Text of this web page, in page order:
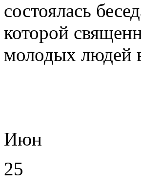
состоялась
которой
молодых людей
Июн
25